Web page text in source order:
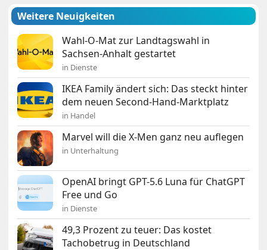
Weitere Neuigkeiten
Wahl-O-Mat zur Landtagswahl in
Sachsen-Anhalt gestartet
in Dienste
IKEA Family ändert sich: Das steckt hinter
dem neuen Second-Hand-Marktplatz
in Handel
Marvel will die X-Men ganz neu auflegen
in Unterhaltung
OpenAI bringt GPT-5.6 Luna für ChatGPT
Free und Go
in Dienste
49,3 Prozent zu teuer: Das kostet
Tachobetrug in Deutschland